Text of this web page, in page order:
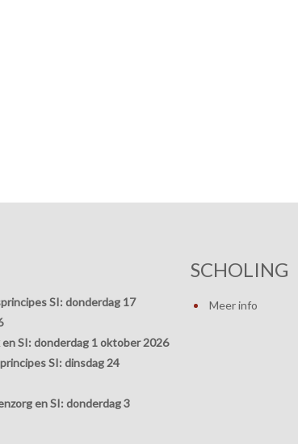
SI: donderdag 17
SI: donderdag 1 oktober 2026
SI: dinsdag 24
en SI: donderdag 3
SCHOLING
Meer info